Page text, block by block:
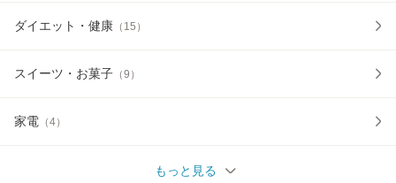
ダイエット・健康 （ 15 ）
スイーツ・お菓子 （9 ）
家電 （4）
もっと見る